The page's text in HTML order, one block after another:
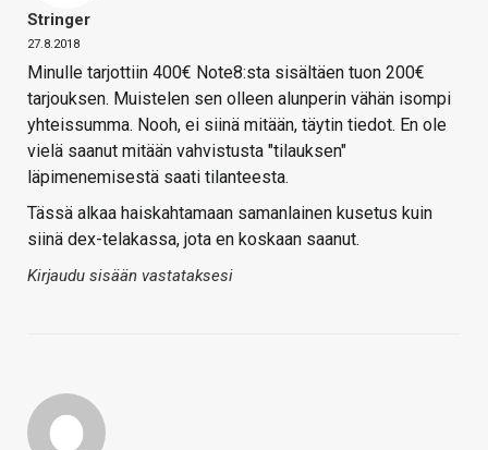
Stringer
27.8.2018
Minulle tarjottiin 400€ Note8:sta sisältäen tuon 200€
tarjouksen. Muistelen sen olleen alunperin vähän isompi
yhteissumma. Nooh, ei siinä mitään, täytin tiedot. En ole
vielä saanut mitään vahvistusta "tilauksen"
läpimenemisestä saati tilanteesta.
Tässä alkaa haiskahtamaan samanlainen kusetus kuin
siinä dex-telakassa, jota en koskaan saanut.
Kirjaudu sisään vastataksesi